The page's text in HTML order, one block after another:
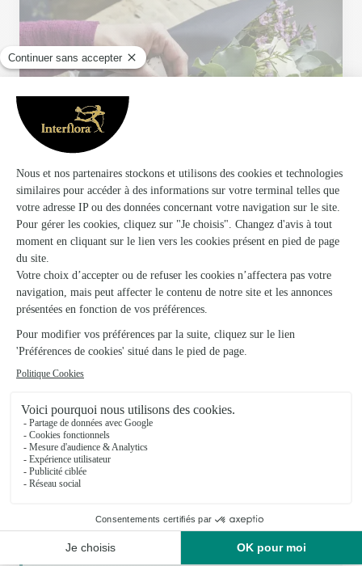
Fleurs et Creation s'appuie sur son partenariat
avec Interflora, réseau de transmission florale de
référence, pour vous garantir un service de qualité.
Fleurs et Creation est un fleuriste artisan situé à
Remiremont. Avec un souci de fraîcheur et de